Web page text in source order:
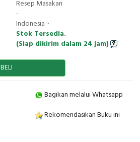
Resep Masakan
-
Indonesia ··
Stok Tersedia.
(Siap dikirim dalam 24 jam)
BELI
Bagikan melalui Whatsapp
Rekomendasikan Buku ini